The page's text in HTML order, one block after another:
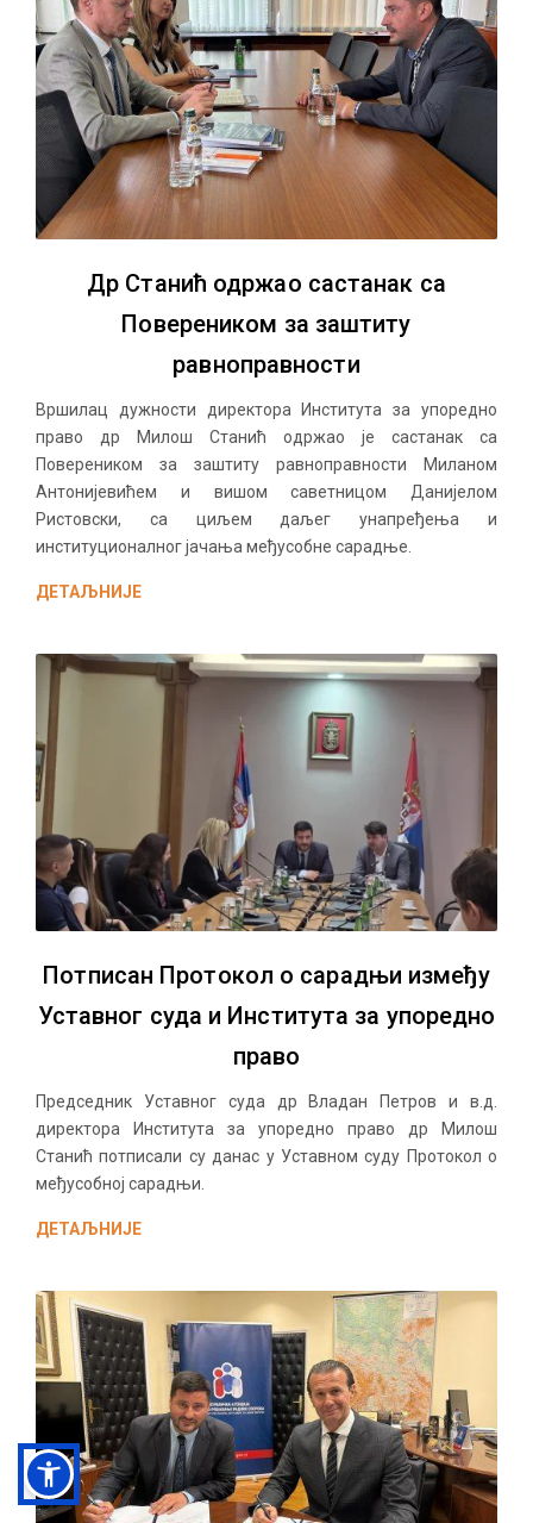
Др Станић одржао састанак са
Повереником за заштиту
равноправности
Вршилац дужности директора Института за упоредно
право др Милош Станић одржао је састанак са
Повереником за заштиту равноправности Миланом
Антонијевићем и вишом саветницом Данијелом
Ристовски, са циљем даљег унапређења и
институционалног јачања међусобне сарадње.
ДЕТАЉНИЈЕ
Потписан Протокол о сарадњи између
Уставног суда и Института за упоредно
право
Председник Уставног суда др Владан Петров и в.д.
директора Института за упоредно право др Милош
Станић потписали су данас у Уставном суду Протокол о
међусобној сарадњи.
ДЕТАЉНИЈЕ